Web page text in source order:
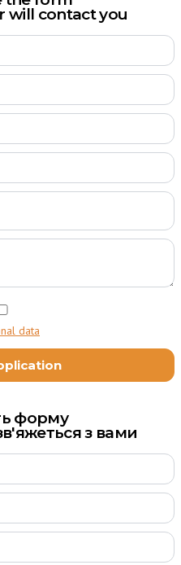
will contact you
data
форму
з вами